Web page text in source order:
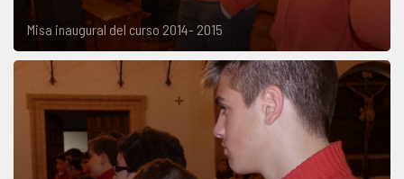
Misa inaugural del curso 2014- 2015